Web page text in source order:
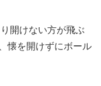
開けない方が飛ぶ
懐を開けずにボール